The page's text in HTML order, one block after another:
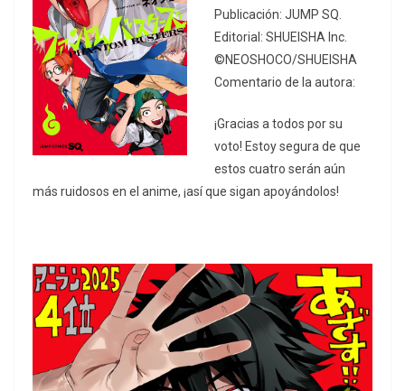
Publicación: JUMP SQ.
Editorial: SHUEISHA Inc.
©NEOSHOCO/SHUEISHA
Comentario de la autora:
¡Gracias a todos por su
voto! Estoy segura de que
estos cuatro serán aún
más ruidosos en el anime, ¡así que sigan apoyándolos!